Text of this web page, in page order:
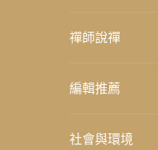
禪師說禪
編輯推薦
社會與環境